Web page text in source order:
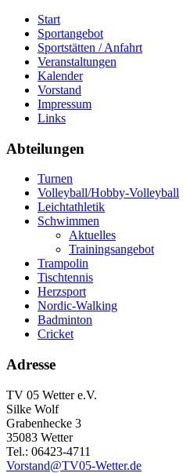
Start
Sportangebot
Sportstätten / Anfahrt
Veranstaltungen
Kalender
Vorstand
Impressum
Links
Abteilungen
Turnen
Volleyball/Hobby-Volleyball
Leichtathletik
Schwimmen
Aktuelles
Trainingsangebot
Trampolin
Tischtennis
Herzsport
Nordic-Walking
Badminton
Cricket
Adresse
TV 05 Wetter e.V.
Silke Wolf
Grabenhecke 3
35083 Wetter
Tel.: 06423-4711
Vorstand@TV05-Wetter.de